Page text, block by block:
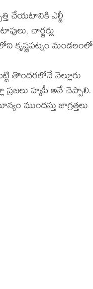
చేయటానికి ఎల్జీ
చార్జర్లు
కృష్ణపట్నం మండలంలో
తొందరలోనే నెల్లూరు
హ్యపీ అనే చెప్పాలి.
ముందస్తు జాగ్రత్తలు